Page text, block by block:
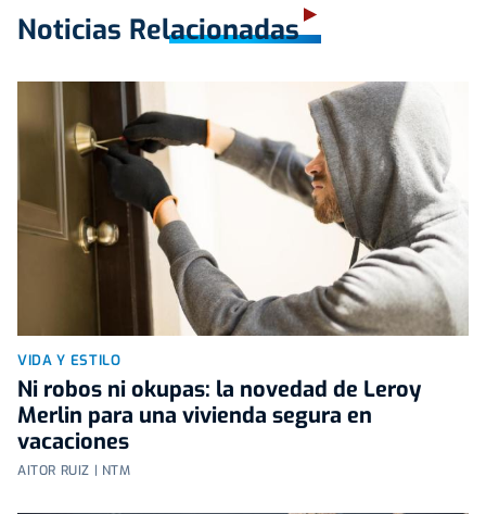
Noticias Relacionadas
VIDA Y ESTILO
Ni robos ni okupas: la novedad de Leroy
Merlin para una vivienda segura en
vacaciones
AITOR RUIZ | NTM